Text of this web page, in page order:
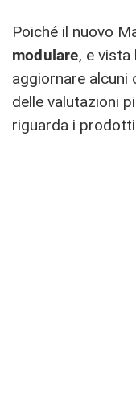
Poiché il nuovo
modulare, e vista
aggiornare alcuni
delle valutazioni
riguarda i